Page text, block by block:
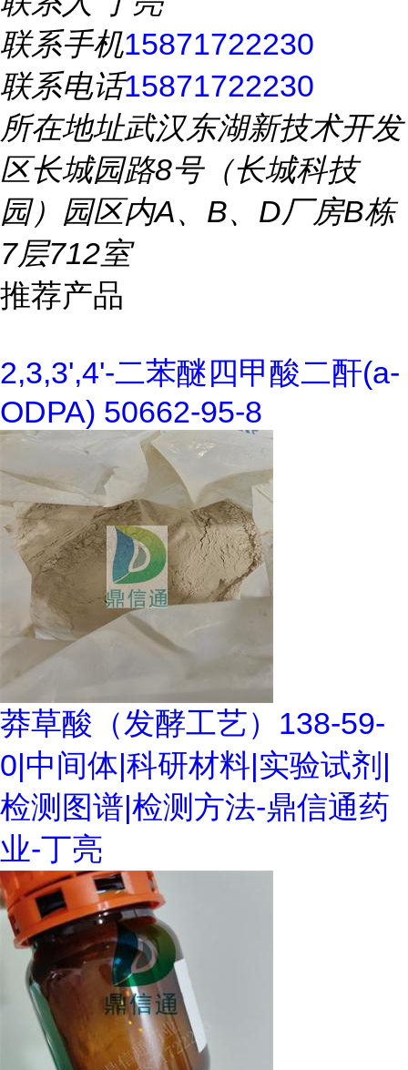
联系手机15871722230
联系电话15871722230
所在地址武汉东湖新技术开发
区长城园路8号（长城科技
园）园区内A、B、D厂房B栋
7层712室
推荐产品
2,3,3',4'-二苯醚四甲酸二酐(a-
ODPA) 50662-95-8
莽草酸（发酵工艺）138-59-
0|中间体|科研材料|实验试剂|
检测图谱|检测方法-鼎信通药
业-丁亮